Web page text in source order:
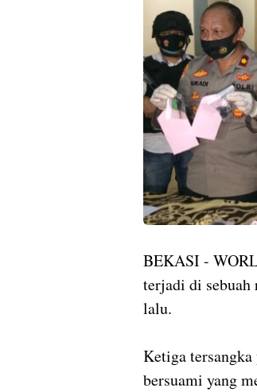
BEKASI -
terjadi di sebuah
lalu.
Ketiga
bersuami yang